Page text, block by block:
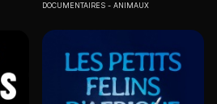
DOCUMENTAIRES ANIMAUX